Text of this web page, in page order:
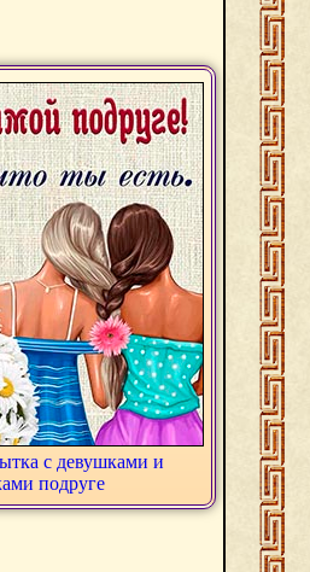
с девушками и
подруге